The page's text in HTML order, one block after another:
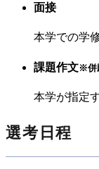
面接
本学での学
課題作文※併
本学が指定
選考日程